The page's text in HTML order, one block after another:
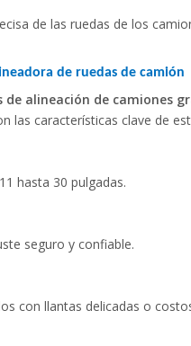
de las ruedas de los
de ruedas de camión
alineación de camiones
las características clave de
hasta 30 pulgadas.
seguro y confiable.
con llantas delicadas o